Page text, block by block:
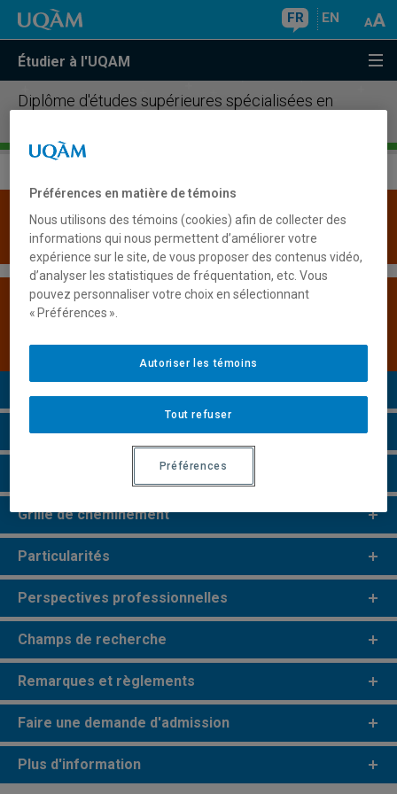
FR EN
Étudier à l'UQAM
Diplôme d'études supérieures spécialisées en
Une version plus récente de ce programme est
disponible.Cliquez ici pour la consulter.
Les admissions sont suspendues pour ce
Permanente
Conditions d'admission
Cours à suivre et horaires
Grille de cheminement
Particularités
Perspectives professionnelles
Champs de recherche
Remarques et règlements
Faire une demande d'admission
Plus d'information
Préférences en matière de témoins
Nous utilisons des témoins (cookies) afin de collecter des
informations qui nous permettent d’améliorer votre
expérience sur le site, de vous proposer des contenus vidéo,
d’analyser les statistiques de fréquentation, etc. Vous
pouvez personnaliser votre choix en sélectionnant
« Préférences ».
Tout refuser
Autoriser les témoins
Préférences